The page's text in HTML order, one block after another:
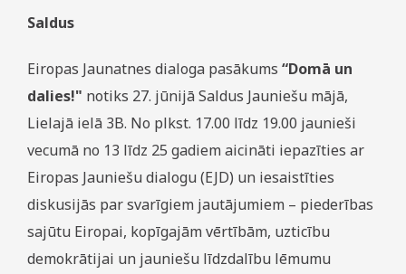
Saldus
Eiropas Jaunatnes dialoga pasākums “Domā un
dalies!" notiks 27. jūnijā Saldus Jauniešu mājā,
Lielajā ielā 3B. No plkst. 17.00 līdz 19.00 jaunieši
vecumā no 13 līdz 25 gadiem aicināti iepazīties ar
Eiropas Jauniešu dialogu (EJD) un iesaistīties
diskusijās par svarīgiem jautājumiem – piederības
sajūtu Eiropai, kopīgajām vērtībām, uzticību
demokrātijai un jauniešu līdzdalību lēmumu